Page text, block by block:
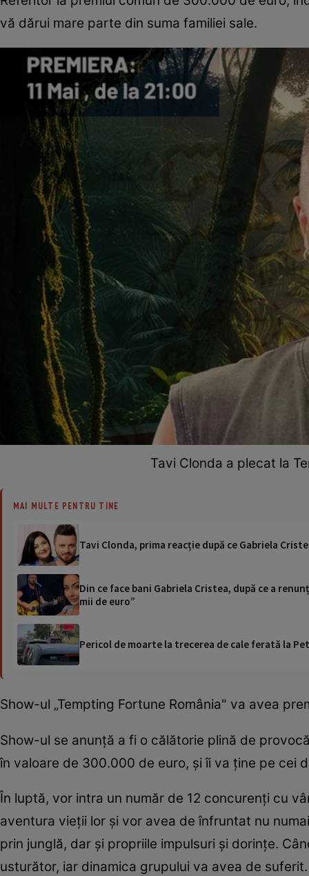
vă dărui mare parte din suma familiei sale.
Tavi Clonda a plecat la
MAI MULTE PENTRU TINE
Tavi Clonda, prima reacție după ce Gabriela
Din ce face bani Gabriela Cristea, după ce a
mii de euro”
Pericol de moarte la trecerea de cale ferată la
Show-ul „Tempting Fortune România" va avea
Show-ul se anunță a fi o călătorie plină de
în valoare de 300.000 de euro, și îi va ține pe cei
În luptă, vor intra un număr de 12 concurenți cu
aventura vieții lor și vor avea de înfruntat nu
prin junglă, dar și propriile impulsuri și dorințe.
usturător, iar dinamica grupului va avea de suferit.